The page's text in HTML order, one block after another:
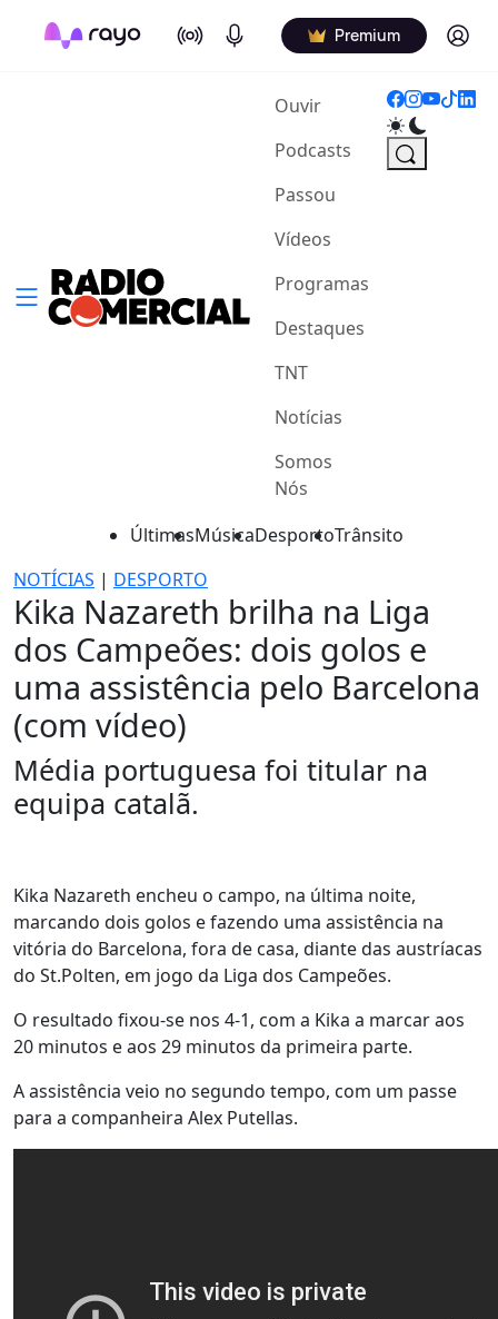
On Air Podcasts Premium Log in
Ouvir(current)
Podcasts
Passou
Vídeos
Programas
Destaques
TNT
Notícias
Somos
Nós
ÚltimasMúsicaDesportoTrânsito
NOTÍCIAS | DESPORTO
Kika Nazareth brilha na Liga
dos Campeões: dois golos e
uma assistência pelo Barcelona
(com vídeo)
Média portuguesa foi titular na
equipa catalã.
Kika Nazareth encheu o campo, na última noite,
marcando dois golos e fazendo uma assistência na
vitória do Barcelona, fora de casa, diante das austríacas
do St.Polten, em jogo da Liga dos Campeões.
O resultado fixou-se nos 4-1, com a Kika a marcar aos
20 minutos e aos 29 minutos da primeira parte.
A assistência veio no segundo tempo, com um passe
para a companheira Alex Putellas.